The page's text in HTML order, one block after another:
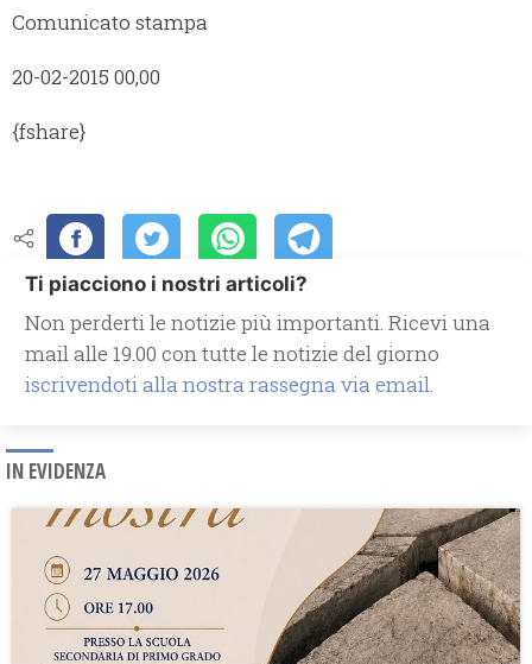
Comunicato stampa
20-02-2015 00,00
{fshare}
Ti piacciono i nostri articoli?
Non perderti le notizie più importanti. Ricevi una
mail alle 19.00 con tutte le notizie del giorno
iscrivendoti alla nostra rassegna via email.
IN EVIDENZA